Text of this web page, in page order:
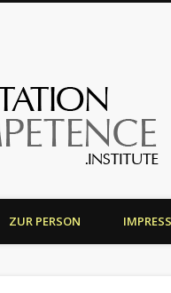
ZUR PERSON